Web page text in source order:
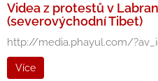
Videa z protestů v
(severovýchodní Tibet)
http://media.phayul.com/
Více